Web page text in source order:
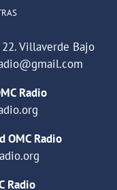
Villaverde Bajo
Radio
OMC Radio
Radio